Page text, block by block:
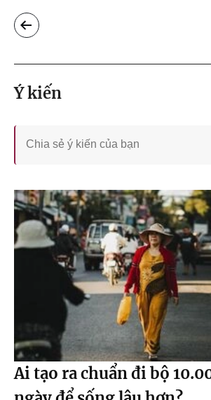
Ý kiến
Ai tạo ra chuẩn đi bộ